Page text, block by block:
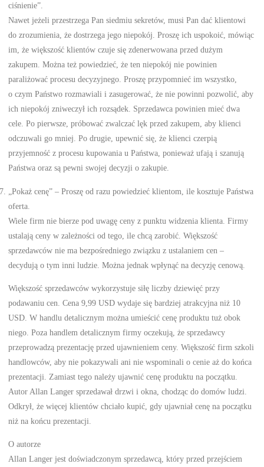
ciśnienie”.
Nawet jeżeli przestrzega Pan siedmiu sekretów, musi Pan dać klientowi
do zrozumienia, że dostrzega jego niepokój. Proszę ich uspokoić, mówiąc
im, że większość klientów czuje się zdenerwowana przed dużym
zakupem. Można też powiedzieć, że ten niepokój nie powinien
paraliżować procesu decyzyjnego. Proszę przypomnieć im wszystko,
o czym Państwo rozmawiali i zasugerować, że nie powinni pozwolić, aby
ich niepokój zniweczył ich rozsądek. Sprzedawca powinien mieć dwa
cele. Po pierwsze, próbować zwalczać lęk przed zakupem, aby klienci
odczuwali go mniej. Po drugie, upewnić się, że klienci czerpią
przyjemność z procesu kupowania u Państwa, ponieważ ufają i szanują
Państwa oraz są pewni swojej decyzji o zakupie.
„Pokaż cenę” – Proszę od razu powiedzieć klientom, ile kosztuje Państwa
oferta.
Wiele firm nie bierze pod uwagę ceny z punktu widzenia klienta. Firmy
ustalają ceny w zależności od tego, ile chcą zarobić. Większość
sprzedawców nie ma bezpośredniego związku z ustalaniem cen –
decydują o tym inni ludzie. Można jednak wpłynąć na decyzję cenową.
Większość sprzedawców wykorzystuje siłę liczby dziewięć przy
podawaniu cen. Cena 9,99 USD wydaje się bardziej atrakcyjna niż 10
USD. W handlu detalicznym można umieścić cenę produktu tuż obok
niego. Poza handlem detalicznym firmy oczekują, że sprzedawcy
przeprowadzą prezentację przed ujawnieniem ceny. Większość firm szkoli
handlowców, aby nie pokazywali ani nie wspominali o cenie aż do końca
prezentacji. Zamiast tego należy ujawnić cenę produktu na początku.
Autor Allan Langer sprzedawał drzwi i okna, chodząc do domów ludzi.
Odkrył, że więcej klientów chciało kupić, gdy ujawniał cenę na początku
niż na końcu prezentacji.
O autorze
Allan Langer jest doświadczonym sprzedawcą, który przed przejściem